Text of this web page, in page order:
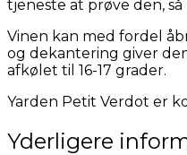
tjeneste at prøve den,
Vinen kan med fordel
og dekantering giver
afkølet til 16-17 grader.
Yarden Petit Verdot er
Yderligere